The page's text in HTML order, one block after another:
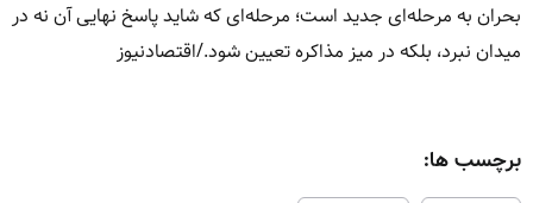
بحران به مرحله‌ای جدید است؛ مرحله‌ای که شاید پاسخ نهایی آن نه در
میدان نبرد، بلکه در میز مذاکره تعیین شود./اقتصادنیوز
برچسب ها: